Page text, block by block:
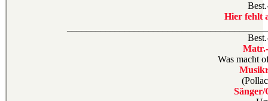
Hier fehlt
Was macht
Sänger/